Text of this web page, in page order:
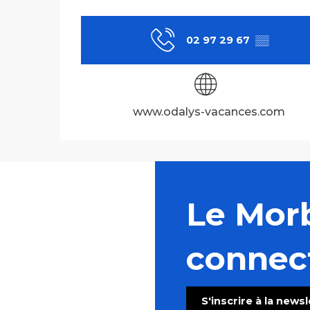
02 97 29 67 ▒▒
www.odalys-vacances.com
Le
S'inscrire à la